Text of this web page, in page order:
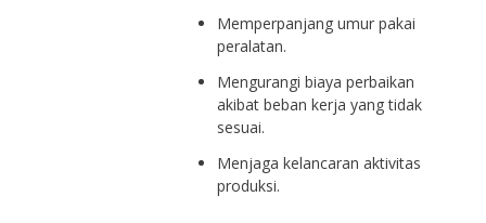
Memperpanjang umur pakai
peralatan.
Mengurangi biaya perbaikan
akibat beban kerja yang tidak
sesuai.
Menjaga kelancaran aktivitas
produksi.